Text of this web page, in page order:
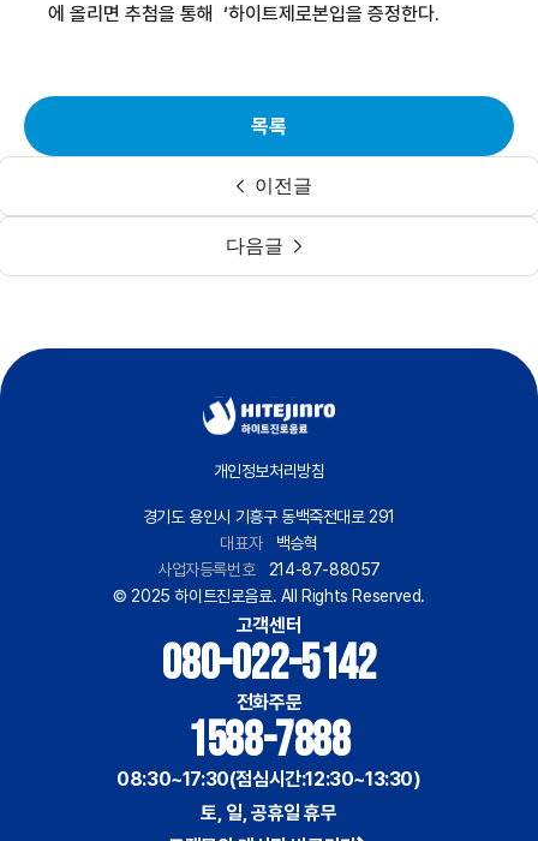
에 올리면 추첨을 통해 ‘하이트제로본입을 증정한다.
이전글
목록
다음글
개인정보처리방침
경기도 용인시 기흥구 동백죽전대로 291
대표자
백승혁
사업자등록번호
214-87-88057
© 2025 하이트진로음료. All Rights Reserved.
고객센터
080-022-5142
전화주문
1588-7888
08:30~17:30(점심시간:12:30~13:30)
토, 일, 공휴일 휴무